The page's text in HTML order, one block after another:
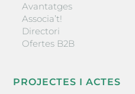
Avantatges
Associa’t!
Directori
Ofertes B2B
PROJECTES I ACTES